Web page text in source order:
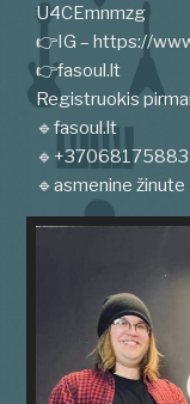
U4CEmnmzg
👉IG – https://
👉fasoul.lt
Registruokis
🔹fasoul.lt
🔹+37068175883
🔹asmenine žinute